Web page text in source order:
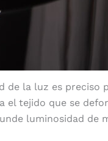
de la luz es preciso
el tejido que se
luminosidad de